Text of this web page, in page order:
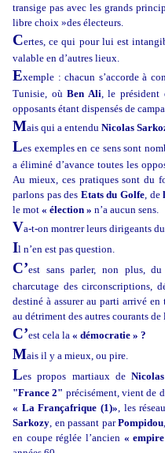
transige pas avec les grands
libre choix »des électeurs.
Certes, ce qui pour lui est
valable en d’autres lieux.
Exemple : chacun s’accorde à
Tunisie, oùBen Ali, le président
opposants étant dispensés de
Mais qui a entendu Nicolas
Les exemples en ce sens sont
a éliminé d’avance toutes les
Au mieux, ces pratiques sont du
parlons pas des Etats du Golfe, de
le mot « élection » n’a aucun sens.
Va-t-on montrer leurs dirigeants
Il n’en est pas question.
C’est sans parler, non plus,
charcutage des circonscriptions,
destiné à assurer au parti arrivé
au détriment des autres courants
C’est cela la « démocratie » ?
Mais il y a mieux, ou pire.
Les propos martiaux de
"France 2" précisément, vient de
« La Françafrique (1)», les
Sarkozy, en passant parPompidou,
en coupe réglée l’ancien «